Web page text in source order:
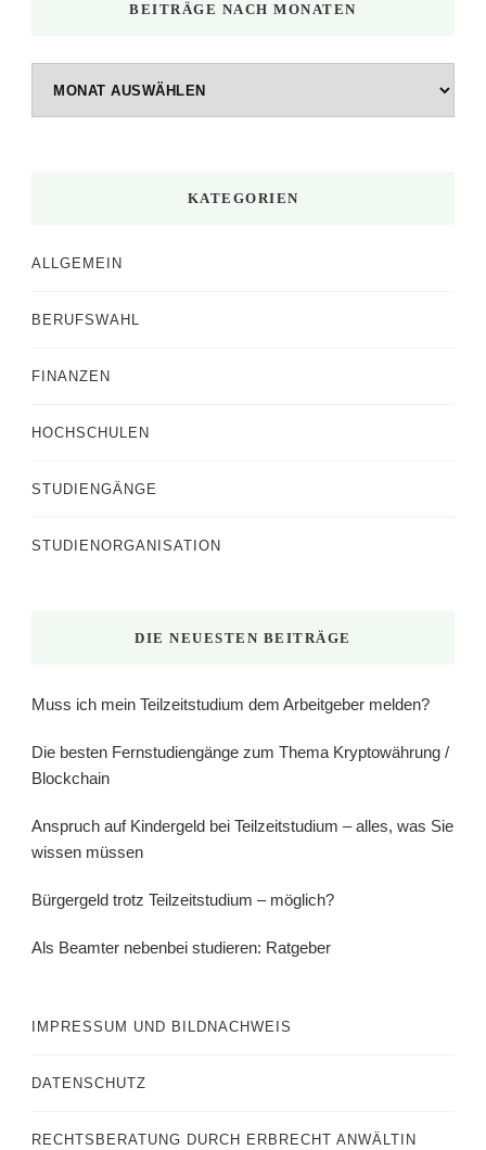
BEITRÄGE NACH MONATEN
KATEGORIEN
ALLGEMEIN
BERUFSWAHL
FINANZEN
HOCHSCHULEN
STUDIENGÄNGE
STUDIENORGANISATION
DIE NEUESTEN BEITRÄGE
Muss ich mein Teilzeitstudium dem Arbeitgeber melden?
Die besten Fernstudiengänge zum Thema Kryptowährung /
Blockchain
Anspruch auf Kindergeld bei Teilzeitstudium – alles, was Sie
wissen müssen
Bürgergeld trotz Teilzeitstudium – möglich?
Als Beamter nebenbei studieren: Ratgeber
IMPRESSUM UND BILDNACHWEIS
DATENSCHUTZ
RECHTSBERATUNG DURCH ERBRECHT ANWÄLTIN